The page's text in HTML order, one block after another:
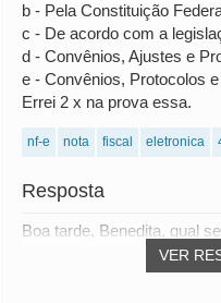
b - Pela Constituição
c - De acordo com a
d - Convênios, Ajustes e
e - Convênios, Protocolos
Errei 2 x na prova essa.
nf-e nota fiscal eletronica
Resposta
VER
Boa tarde, Benedita, qual